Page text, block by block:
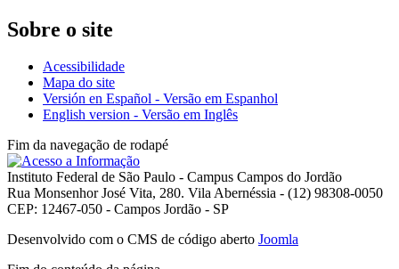
Sobre o site
Acessibilidade
Mapa do site
Versión en Español - Versão em Espanhol
English version - Versão em Inglês
Fim da navegação de rodapé
Instituto Federal de São Paulo - Campus Campos do Jordão
Rua Monsenhor José Vita, 280. Vila Abernéssia - (12) 98308-0050
CEP: 12467-050 - Campos Jordão - SP
Desenvolvido com o CMS de código aberto Joomla